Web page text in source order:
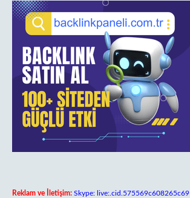
Reklam ve İletişim: Skype: live:.cid.575569c608265c69